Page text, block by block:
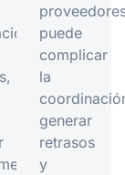
puede
complicar
la
generar
retrasos
y